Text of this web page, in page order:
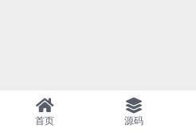
首页 源码